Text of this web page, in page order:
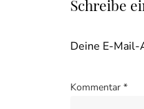
Schreibe
Deine E-
Kommentar *